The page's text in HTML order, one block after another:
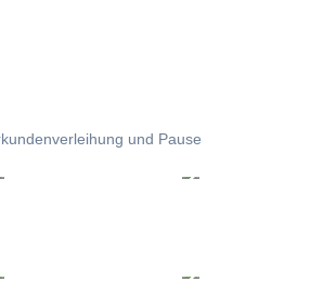
und Pause